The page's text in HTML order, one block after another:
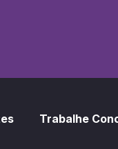
Trabalhe